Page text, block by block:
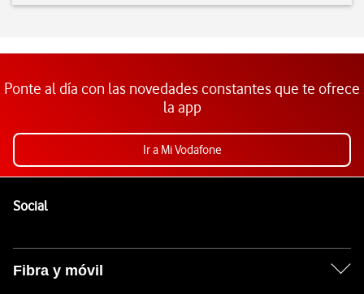
Ponte al día con las novedades constantes que te ofrece
la app
Ir a Mi Vodafone
SocialEnlaces a las redes sociales de Vodafone
Fibra y móvil